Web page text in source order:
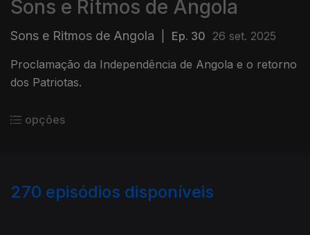
Sons e Ritmos de Angola
Sons e Ritmos de Angola Ep. 30 26 set. 2025
Proclamação da Independência de Angola e o retorno
dos Patriotas.
opções
270 episódios disponíveis